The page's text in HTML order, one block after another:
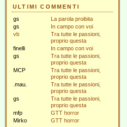
ULTIMI COMMENTI
gs
La parola proibita
gs
In campo con voi
vb
Tra tutte le passioni,
proprio questa
finelli
In campo con voi
gs
Tra tutte le passioni,
proprio questa
MCP
Tra tutte le passioni,
proprio questa
.mau.
Tra tutte le passioni,
proprio questa
gs
Tra tutte le passioni,
proprio questa
mfp
GTT horror
Mirko
GTT horror